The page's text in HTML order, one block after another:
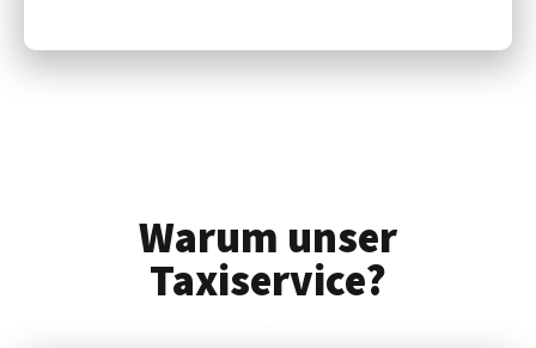
Warum unser
Taxiservice?